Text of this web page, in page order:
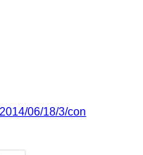
06/18/3/con